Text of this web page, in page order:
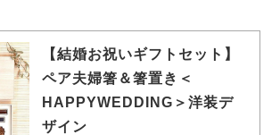
【結婚お祝いギフトセット】
ペア夫婦箸＆箸置き＜
HAPPYWEDDING＞洋装デ
ザイン